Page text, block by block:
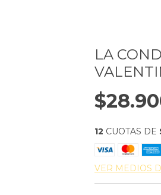
LA
12 CUOTAS DE
VER MEDIOS